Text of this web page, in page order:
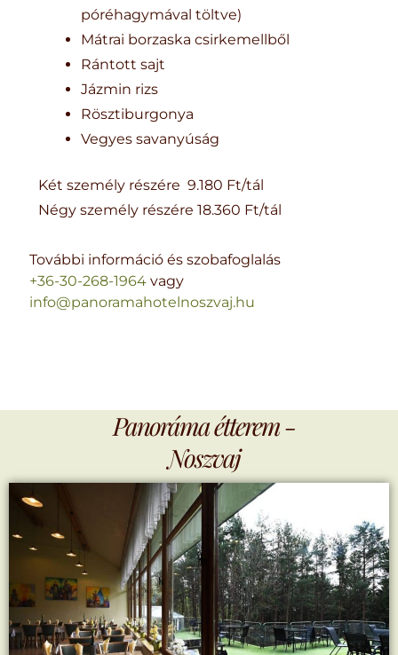
póréhagymával töltve)
Mátrai borzaska csirkemellből
Rántott sajt
Jázmin rizs
Rösztiburgonya
Vegyes savanyúság
Két személy részére 9.180 Ft/tál
Négy személy részére 18.360 Ft/tál
További információ és szobafoglalás
+36-30-268-1964 vagy
info@panoramahotelnoszvaj.hu
Panoráma étterem -
Noszvaj